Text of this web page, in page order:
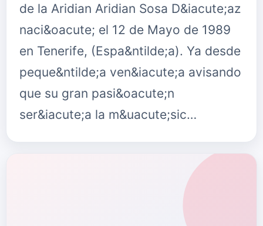
de la Aridian Aridian Sosa D&iacute;az
naci&oacute; el 12 de Mayo de 1989
en Tenerife, (Espa&ntilde;a). Ya desde
peque&ntilde;a ven&iacute;a avisando
que su gran pasi&oacute;n
ser&iacute;a la m&uacute;sic…